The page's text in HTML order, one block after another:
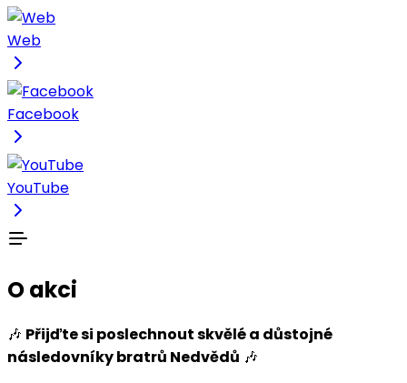
Web
Facebook
YouTube
O akci
🎶 Přijďte si poslechnout skvělé a důstojné
následovníky bratrů Nedvědů 🎶